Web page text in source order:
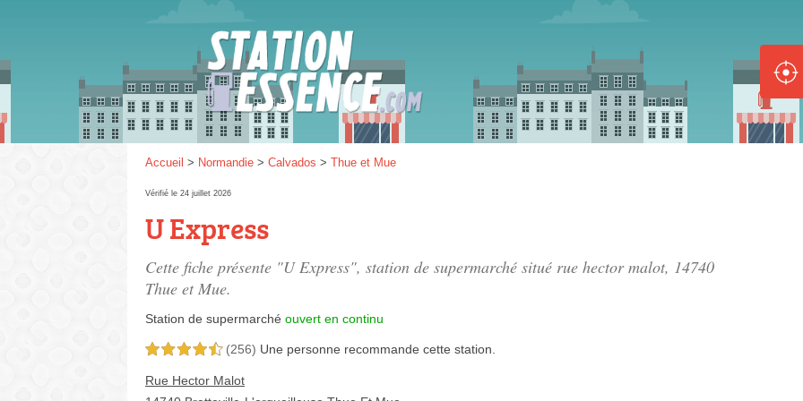
Accueil > Normandie > Calvados > Thue et Mue
Vérifié le 24 juillet 2026
U Express
Cette fiche présente "U Express", station de supermarché situé rue hector malot, 14740
Thue et Mue.
Station de supermarché ouvert en continu
4,5 étoiles sur 5 (256) Une personne recommande cette station.
Rue Hector Malot
Gazole :
Disponible Épuisé
SP 98 :
Disponible Épuisé